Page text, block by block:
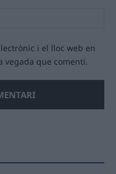
i el lloc web en
vegada que comenti.